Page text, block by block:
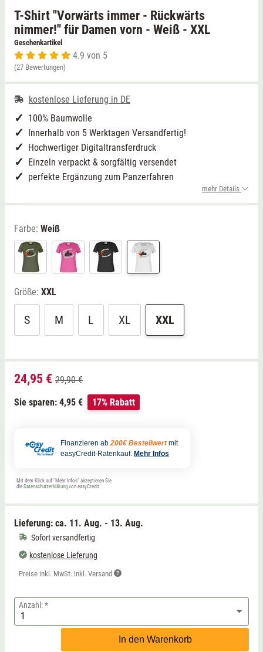
T-Shirt "Vorwärts immer - Rückwärts
nimmer!" für Damen vorn - Weiß - XXL
Geschenkartikel
4.9 von 5
(27 Bewertungen)
kostenlose Lieferung in DE
100% Baumwolle
Innerhalb von 5 Werktagen Versandfertig!
Hochwertiger Digitaltransferdruck
Einzeln verpackt & sorgfältig versendet
perfekte Ergänzung zum Panzerfahren
mehr Details
Farbe: Weiß
Größe: XXL
S M L XL XXL
24,95 € 29,90 €
Sie sparen: 4,95 €
17% Rabatt
Finanzieren ab 200€ Bestellwert mit
easyCredit-Ratenkauf. Mehr Infos
Mit dem Klick auf "Mehr Infos" akzeptieren Sie
die Datenschutzerklärung von easyCredit.
Lieferung: ca. 11. Aug. - 13. Aug.
Sofort versandfertig
kostenlose Lieferung
Preise inkl. MwSt. inkl. Versand
Anzahl:
In den Warenkorb
Niedersachsen
NRW
Saarland
Sachsen
Sachsen-Anhalt
Grimmen (MV)
Rostock/Sanitz (MV)
Thale
Weißwasser